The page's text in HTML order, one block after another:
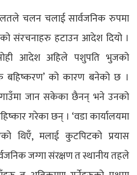
चलन चलाई सार्वजनिक रुपमा
संरचनाहरु हटाउन आदेश दियो ।
आदेश अहिले पशुपति भुजको
बहिष्करण’ को कारण बनेको छ ।
जान सकेका छैनन् भने उनको
गरेका छन् । ‘वडा कार्यालयमा
थिएँ, मलाई कुटपिटको प्रयास
जग्गा संरक्षण त स्थानीय तहले